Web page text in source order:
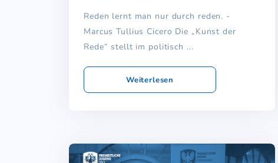
Reden lernt man nur durch reden. -
Marcus Tullius Cicero Die „Kunst der
Rede“ stellt im politisch ...
Weiterlesen